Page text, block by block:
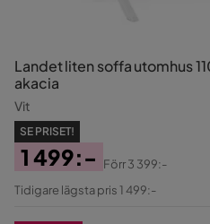
Landet liten soffa utomhus
akacia
Vit
SE PRISET!
Pris
1 499:-
Original
Förr3 399:-
Tidigare lägsta pris 1 499:-